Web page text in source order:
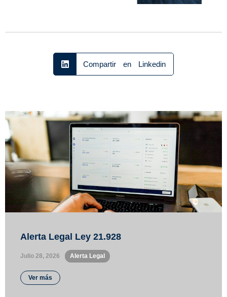
Compartir en Linkedin
Alerta Legal Ley 21.928
Julio 28, 2026 Alerta Legal
Ver más